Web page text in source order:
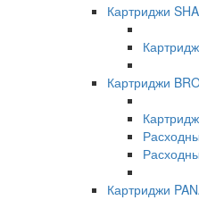
Картриджи
Картриджи
Картриджи